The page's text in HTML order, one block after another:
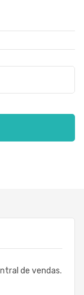
de vendas.